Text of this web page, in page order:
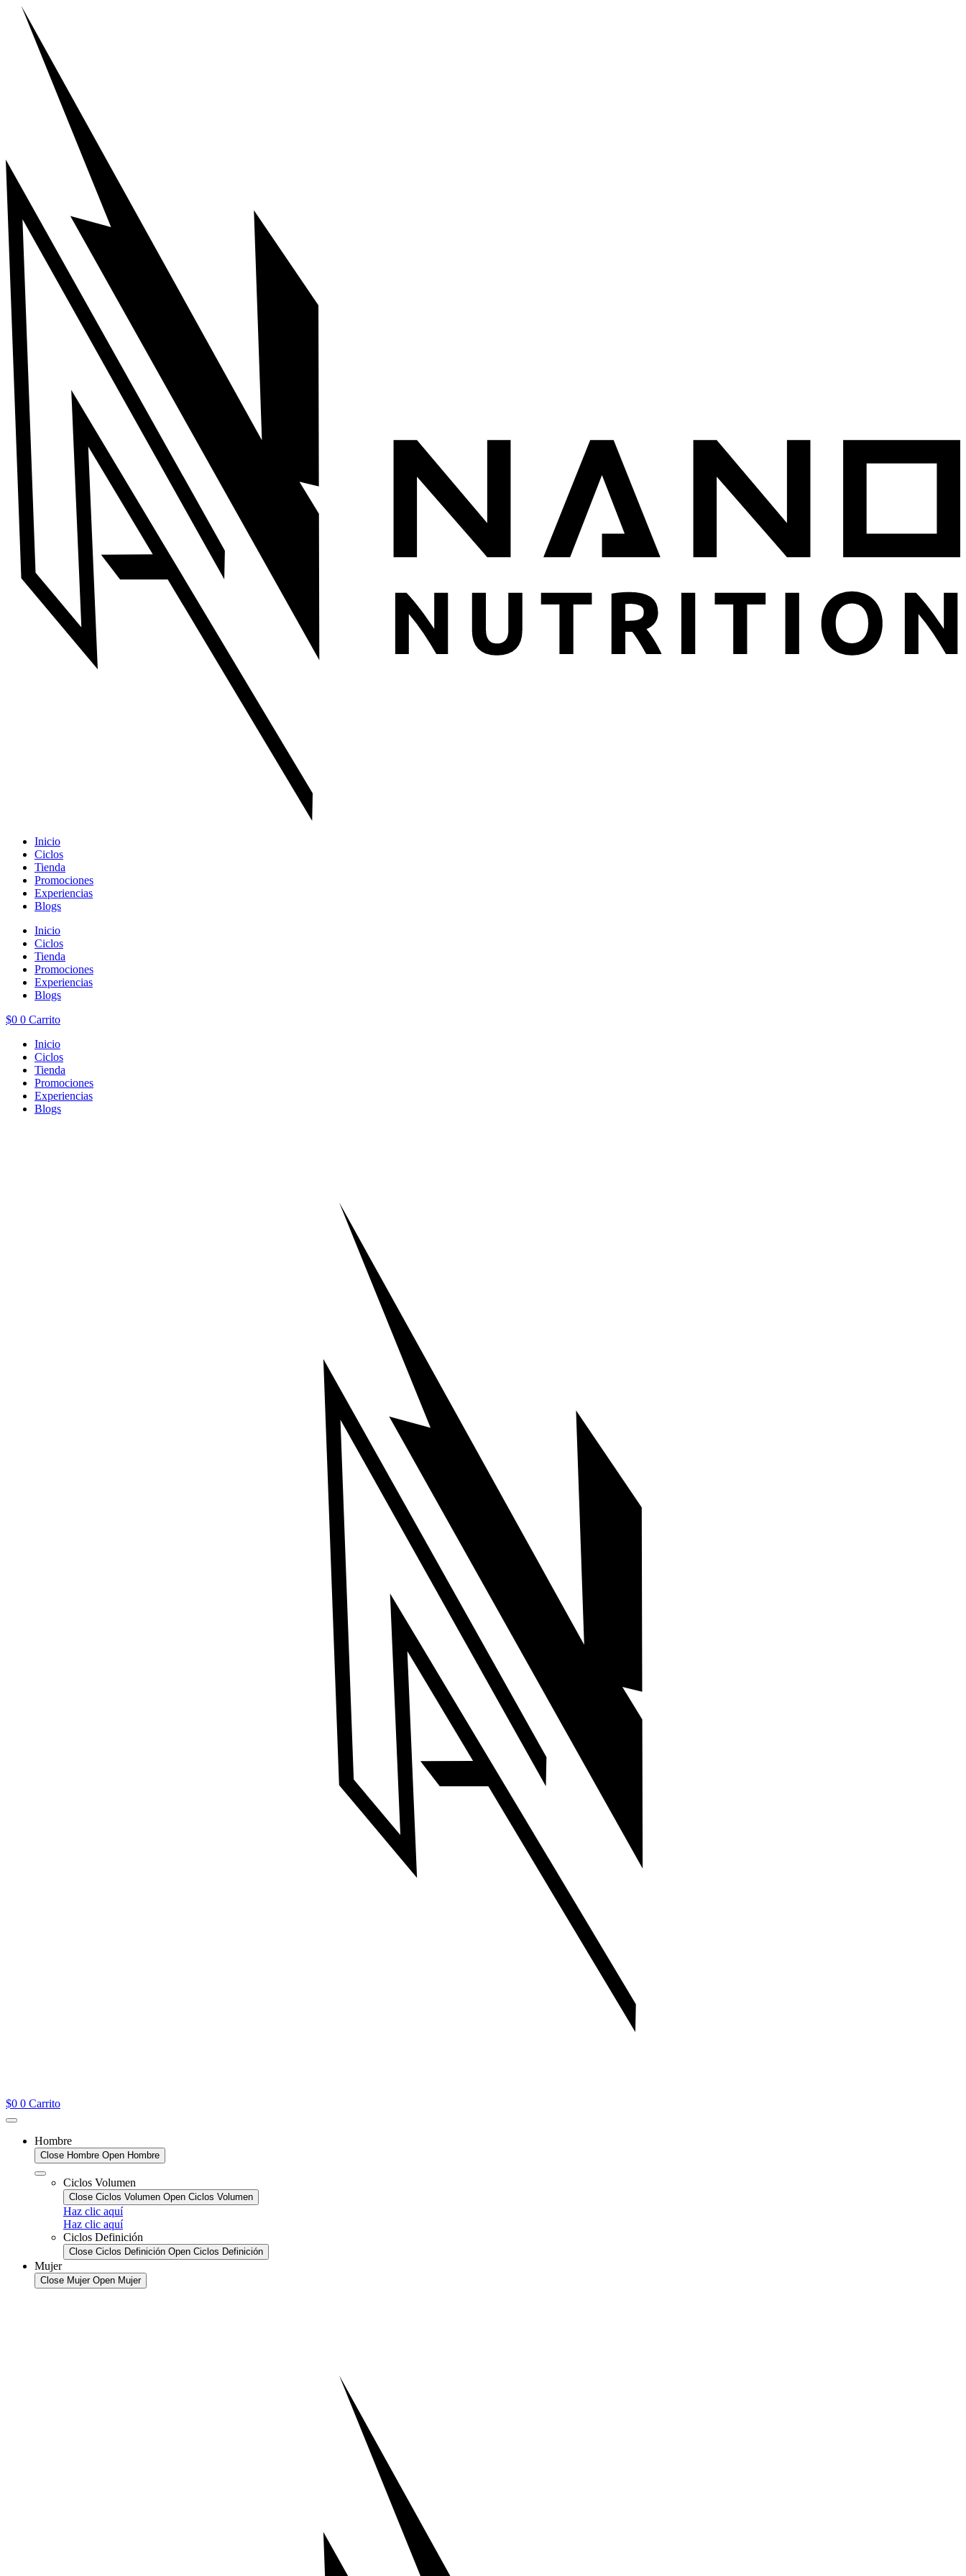
contenido
Inicio
Ciclos
Tienda
Promociones
Experiencias
Blogs
Inicio
Ciclos
Tienda
Promociones
Experiencias
Blogs
$0 0 Carrito
Inicio
Ciclos
Tienda
Promociones
Experiencias
Blogs
$0 0 Carrito
Hombre
Close Hombre Open Hombre
Ciclos Volumen
Close Ciclos Volumen Open Ciclos Volumen
Haz clic aquí
Haz clic aquí
Ciclos Definición
Close Ciclos Definición Open Ciclos Definición
Mujer
Close Mujer Open Mujer